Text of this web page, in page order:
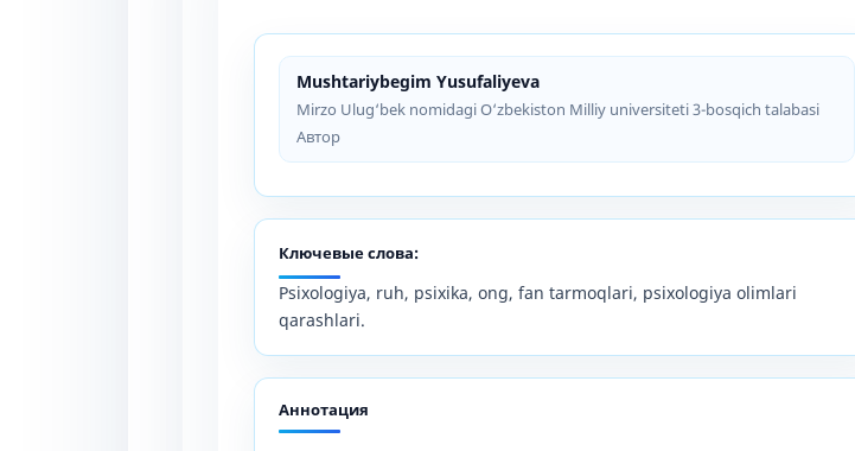
Mushtariybegim Yusufaliyeva
Mirzo Ulug‘bek nomidagi O‘zbekiston Milliy universiteti 3-bosqich talabasi
Автор
Ключевые слова:
Psixologiya, ruh, psixika, ong, fan tarmoqlari, psixologiya olimlari
qarashlari.
Аннотация